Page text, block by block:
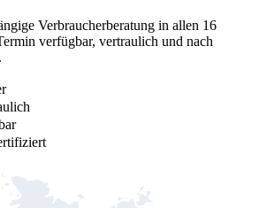
Verbraucherberatung in allen 16
verfügbar, vertraulich und nach